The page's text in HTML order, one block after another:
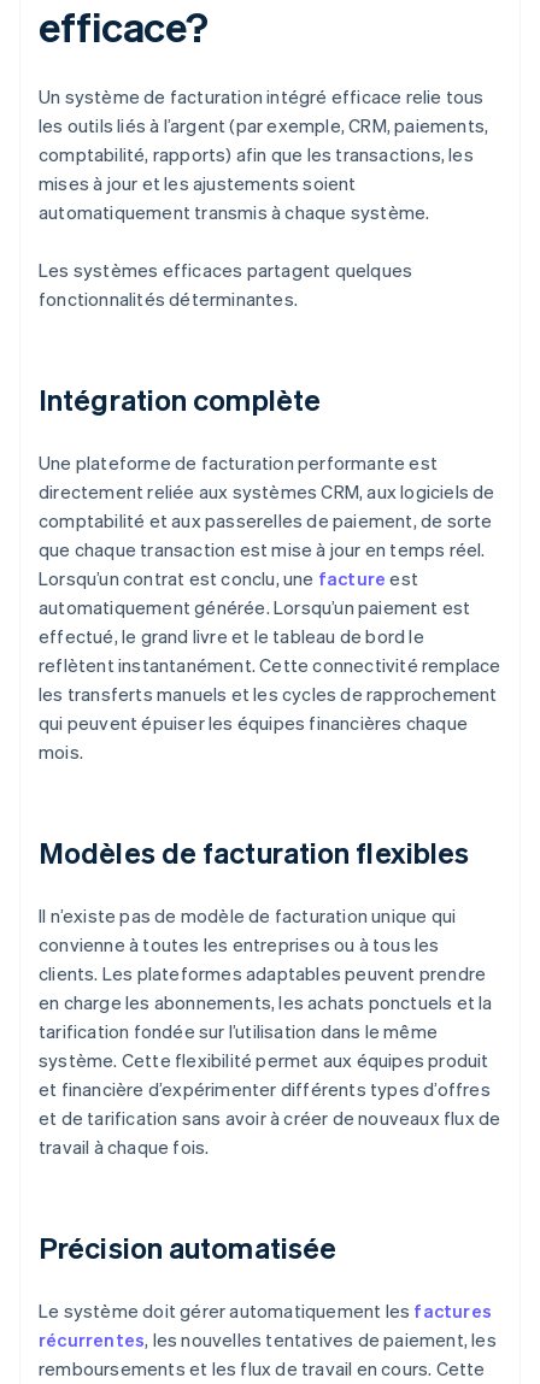
efficace?
Un système de facturation intégré efficace relie tous
les outils liés à l’argent (par exemple, CRM, paiements,
comptabilité, rapports) afin que les transactions, les
mises à jour et les ajustements soient
automatiquement transmis à chaque système.
Les systèmes efficaces partagent quelques
fonctionnalités déterminantes.
Intégration complète
Une plateforme de facturation performante est
directement reliée aux systèmes CRM, aux logiciels de
comptabilité et aux passerelles de paiement, de sorte
que chaque transaction est mise à jour en temps réel.
Lorsqu’un contrat est conclu, une facture est
automatiquement générée. Lorsqu’un paiement est
effectué, le grand livre et le tableau de bord le
reflètent instantanément. Cette connectivité remplace
les transferts manuels et les cycles de rapprochement
qui peuvent épuiser les équipes financières chaque
mois.
Modèles de facturation flexibles
Il n’existe pas de modèle de facturation unique qui
convienne à toutes les entreprises ou à tous les
clients. Les plateformes adaptables peuvent prendre
en charge les abonnements, les achats ponctuels et la
tarification fondée sur l’utilisation dans le même
système. Cette flexibilité permet aux équipes produit
et financière d’expérimenter différents types d’offres
et de tarification sans avoir à créer de nouveaux flux de
travail à chaque fois.
Précision automatisée
Le système doit gérer automatiquement les factures
récurrentes, les nouvelles tentatives de paiement, les
remboursements et les flux de travail en cours. Cette